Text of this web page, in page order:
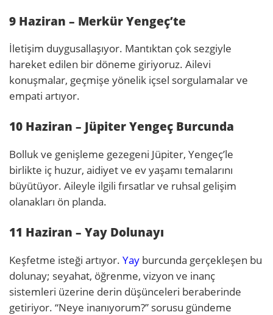
9 Haziran – Merkür Yengeç’te
İletişim duygusallaşıyor. Mantıktan çok sezgiyle
hareket edilen bir döneme giriyoruz. Ailevi
konuşmalar, geçmişe yönelik içsel sorgulamalar ve
empati artıyor.
10 Haziran – Jüpiter Yengeç Burcunda
Bolluk ve genişleme gezegeni Jüpiter, Yengeç’le
birlikte iç huzur, aidiyet ve ev yaşamı temalarını
büyütüyor. Aileyle ilgili fırsatlar ve ruhsal gelişim
olanakları ön planda.
11 Haziran – Yay Dolunayı
Keşfetme isteği artıyor. Yay burcunda gerçekleşen bu
dolunay; seyahat, öğrenme, vizyon ve inanç
sistemleri üzerine derin düşünceleri beraberinde
getiriyor. “Neye inanıyorum?” sorusu gündeme